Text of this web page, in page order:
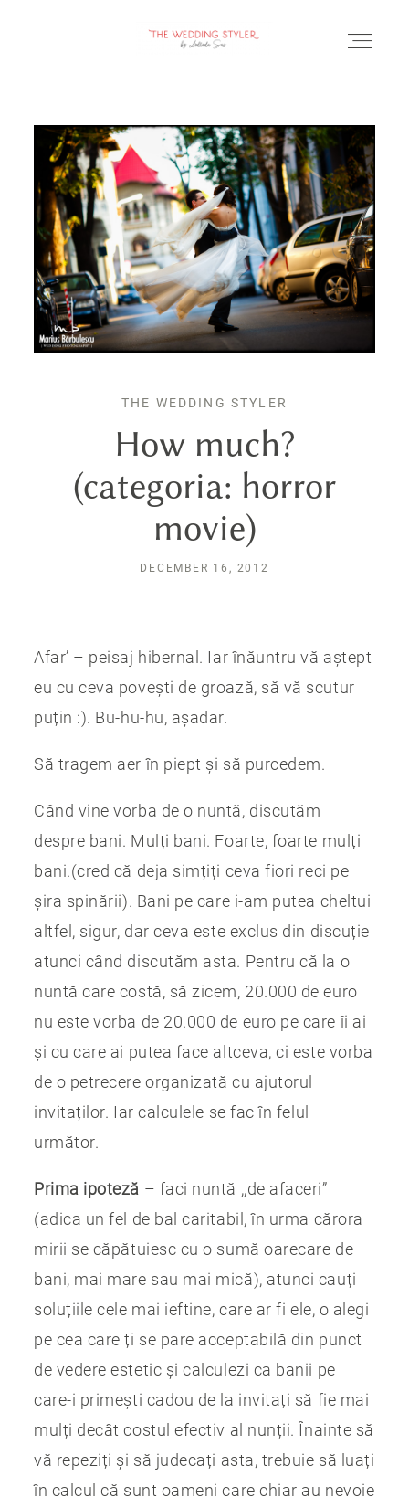
BLOG
SERVICII & FAQ
PORTOFOLIU
THE WEDDING STYLER
How much?
(categoria: horror
movie)
DECEMBER 16, 2012
Afar’ – peisaj hibernal. Iar înăuntru vă aștept
eu cu ceva povești de groază, să vă scutur
puțin :). Bu-hu-hu, așadar.
Să tragem aer în piept și să purcedem.
Când vine vorba de o nuntă, discutăm
despre bani. Mulți bani. Foarte, foarte mulți
bani.(cred că deja simțiți ceva fiori reci pe
șira spinării). Bani pe care i-am putea cheltui
altfel, sigur, dar ceva este exclus din discuție
atunci când discutăm asta. Pentru că la o
nuntă care costă, să zicem, 20.000 de euro
nu este vorba de 20.000 de euro pe care îi ai
și cu care ai putea face altceva, ci este vorba
de o petrecere organizată cu ajutorul
invitaților. Iar calculele se fac în felul
următor.
Prima ipoteză – faci nuntă ,,de afaceri”
(adica un fel de bal caritabil, în urma cărora
mirii se căpătuiesc cu o sumă oarecare de
bani, mai mare sau mai mică), atunci cauți
soluțiile cele mai ieftine, care ar fi ele, o alegi
pe cea care ți se pare acceptabilă din punct
de vedere estetic și calculezi ca banii pe
care-i primești cadou de la invitați să fie mai
mulți decât costul efectiv al nunții. Înainte să
vă repeziți și să judecați asta, trebuie să luați
în calcul că sunt oameni care chiar au nevoie